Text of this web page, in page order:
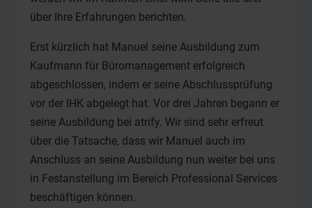
über Ihre Erfahrungen berichten.
Erst kürzlich hat Manuel seine Ausbildung zum
Kaufmann für Büromanagement erfolgreich
abgeschlossen, indem er seine Abschlussprüfung
vor der IHK abgelegt hat. Vor drei Jahren begann er
seine Ausbildung bei atrify. Wir sind sehr erfreut
über die Tatsache, dass wir Manuel auch im
Anschluss an seine Ausbildung nun weiter bei uns
in Festanstellung im Bereich Professional Services
beschäftigen können.